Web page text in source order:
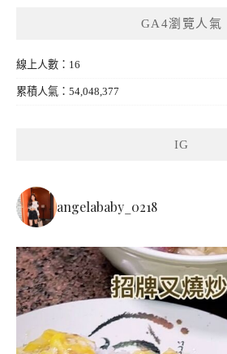
GA4瀏覽人氣
線上人數：16
累積人氣：54,048,377
IG
angelababy_0218